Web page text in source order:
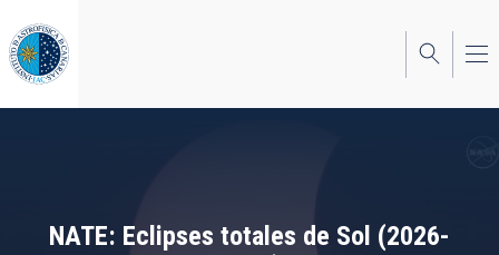
al
contenido
principal
NATE: Eclipses totales de Sol (2026-